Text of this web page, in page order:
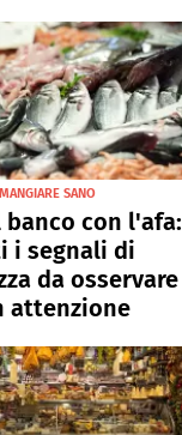
MANGIARE SANO
banco con l'afa:
i segnali di
da osservare
attenzione